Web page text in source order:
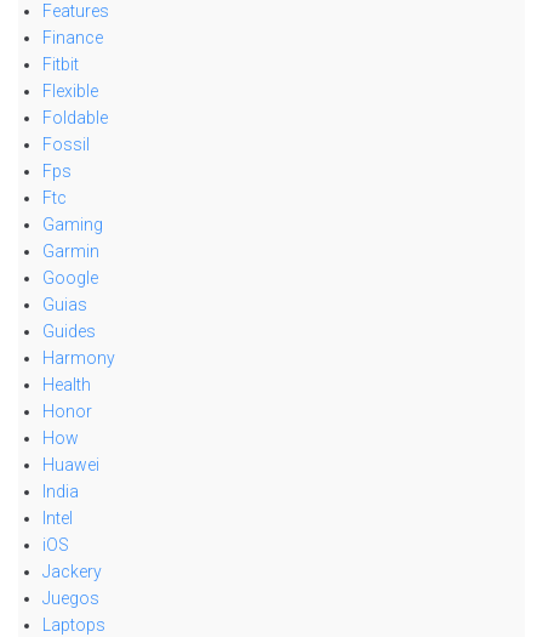
Features
Finance
Fitbit
Flexible
Foldable
Fossil
Fps
Ftc
Gaming
Garmin
Google
Guias
Guides
Harmony
Health
Honor
How
Huawei
India
Intel
iOS
Jackery
Juegos
Laptops